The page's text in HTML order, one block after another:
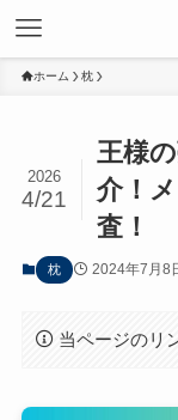
ホーム 枕
王様
介！
査！
2026
4/21
枕 2024年7月8
当ページのリ